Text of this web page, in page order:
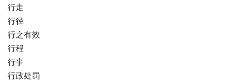
行走
行径
行之有效
行程
行事
行政处罚